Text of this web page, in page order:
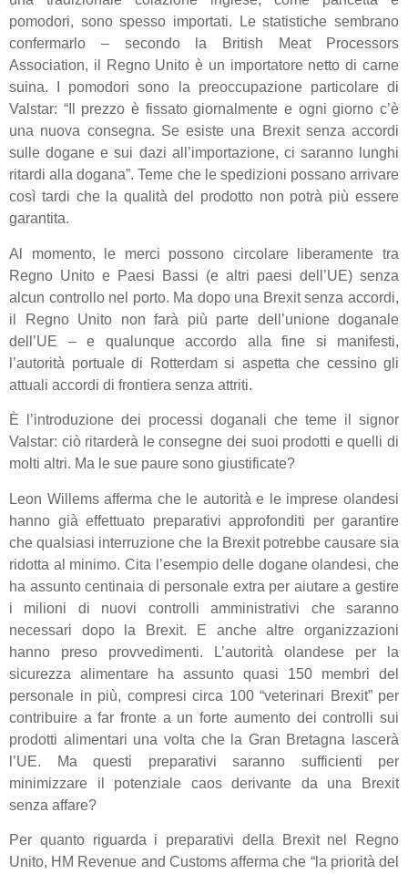
pomodori, sono spesso importati. Le statistiche sembrano
confermarlo – secondo la British Meat Processors
Association, il Regno Unito è un importatore netto di carne
suina. I pomodori sono la preoccupazione particolare di
Valstar: “Il prezzo è fissato giornalmente e ogni giorno c’è
una nuova consegna. Se esiste una Brexit senza accordi
sulle dogane e sui dazi all’importazione, ci saranno lunghi
ritardi alla dogana”. Teme che le spedizioni possano arrivare
così tardi che la qualità del prodotto non potrà più essere
garantita.
Al momento, le merci possono circolare liberamente tra
Regno Unito e Paesi Bassi (e altri paesi dell’UE) senza
alcun controllo nel porto. Ma dopo una Brexit senza accordi,
il Regno Unito non farà più parte dell’unione doganale
dell’UE – e qualunque accordo alla fine si manifesti,
l’autorità portuale di Rotterdam si aspetta che cessino gli
attuali accordi di frontiera senza attriti.
È l’introduzione dei processi doganali che teme il signor
Valstar: ciò ritarderà le consegne dei suoi prodotti e quelli di
molti altri. Ma le sue paure sono giustificate?
Leon Willems afferma che le autorità e le imprese olandesi
hanno già effettuato preparativi approfonditi per garantire
che qualsiasi interruzione che la Brexit potrebbe causare sia
ridotta al minimo. Cita l’esempio delle dogane olandesi, che
ha assunto centinaia di personale extra per aiutare a gestire
i milioni di nuovi controlli amministrativi che saranno
necessari dopo la Brexit. E anche altre organizzazioni
hanno preso provvedimenti. L’autorità olandese per la
sicurezza alimentare ha assunto quasi 150 membri del
personale in più, compresi circa 100 “veterinari Brexit” per
contribuire a far fronte a un forte aumento dei controlli sui
prodotti alimentari una volta che la Gran Bretagna lascerà
l’UE. Ma questi preparativi saranno sufficienti per
minimizzare il potenziale caos derivante da una Brexit
senza affare?
Per quanto riguarda i preparativi della Brexit nel Regno
Unito, HM Revenue and Customs afferma che “la priorità del